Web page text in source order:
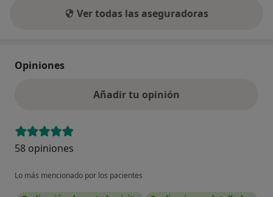
Ver todas las aseguradoras
Opiniones
Añadir tu opinión
58 opiniones
Lo más mencionado por los pacientes